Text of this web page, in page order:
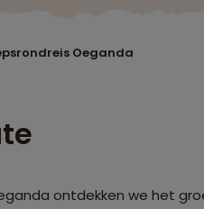
Oeganda
ontdekken we het